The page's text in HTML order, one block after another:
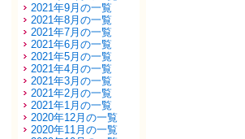
2021年9月の一覧
2021年8月の一覧
2021年7月の一覧
2021年6月の一覧
2021年5月の一覧
2021年4月の一覧
2021年3月の一覧
2021年2月の一覧
2021年1月の一覧
2020年12月の一覧
2020年11月の一覧